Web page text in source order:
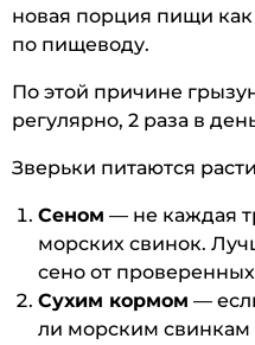
новая порция пищи
по пищеводу.
По этой причине
регулярно, 2 раза в
Зверьки питаются
Сеном — не каждая
морских свинок.
сено от
Сухим кормом —
ли морским свинкам